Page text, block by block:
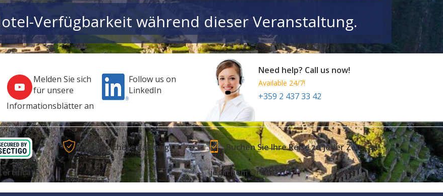
Verfügbarkeit während dieser Veranstaltung.
Melden Sie sich
für unsere
Informationsblätter an
Follow us on
LinkedIn
Need help? Call us now!
Available 24/7!
+359 2 437 33 42
Certificate
100% sichere Zahlung Buchen Sie Ihre Reise zu jeder Zeit , an
jeglichem Ort